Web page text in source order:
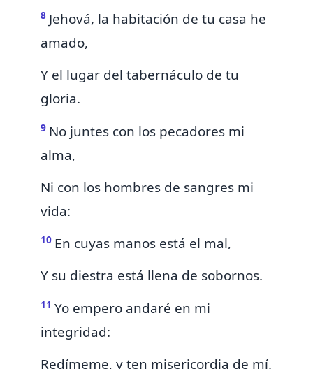
8 Jehová, la habitación de tu casa he
amado,
Y el lugar del tabernáculo de tu
gloria.
9 No juntes con los pecadores mi
alma,
Ni con los hombres de sangres mi
vida:
10 En cuyas manos está el mal,
Y su diestra está llena de sobornos.
11 Yo empero andaré en mi
integridad:
Redímeme, y ten misericordia de mí.